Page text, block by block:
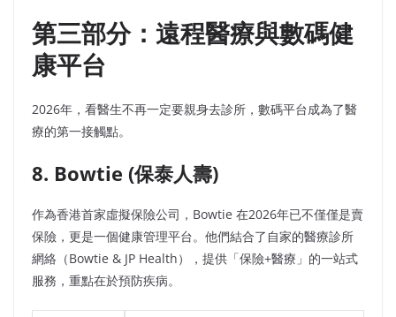
第三部分：遠程醫療與數碼健
康平台
2026年，看醫生不再一定要親身去診所，數碼平台成為了醫
療的第一接觸點。
8. Bowtie (保泰人壽)
作為香港首家虛擬保險公司，Bowtie 在2026年已不僅僅是賣
保險，更是一個健康管理平台。他們結合了自家的醫療診所
網絡（Bowtie & JP Health），提供「保險+醫療」的一站式
服務，重點在於預防疾病。